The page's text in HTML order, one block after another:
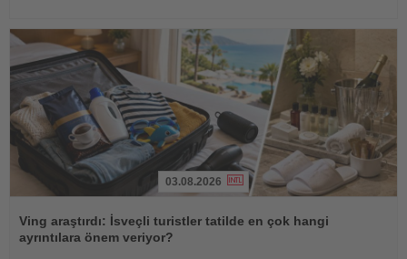
Oku
03.08.2026
Ving araştırdı: İsveçli turistler tatilde en çok hangi
ayrıntılara önem veriyor?